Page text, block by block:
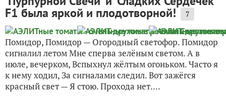
F1 была яркой и плодотворной! 7
Помидор, Помидор — Огородный светофор. Помидор
сигналил летом Мне сперва зелёным светом. А в
июле, вечерком, Вспыхнул жёлтым огоньком. Часто я
к нему ходил, За сигналами следил. Вот зажёгся
красный свет — Я стою. Прохода нет....